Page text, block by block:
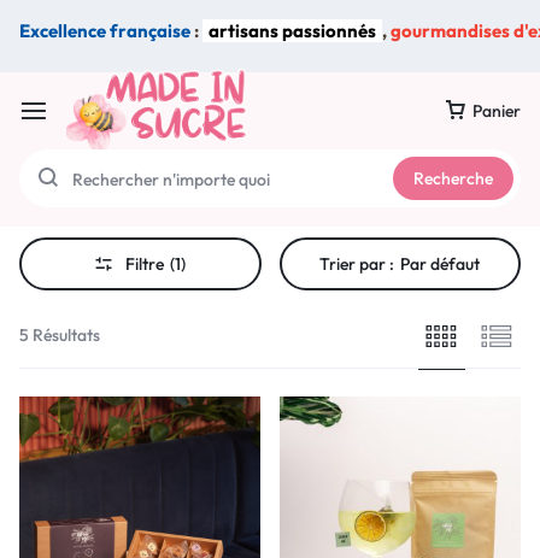
Excellence française: artisans passionnés ,gourmandises
Panier
Recherche
Filtre (1) Trier par : Par défaut
5 Résultats